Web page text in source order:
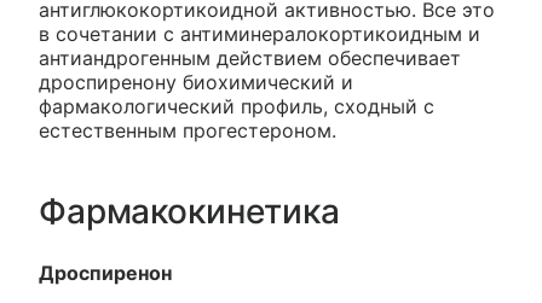
антиглюкокортикоидной активностью. Все это
в сочетании с антиминералокортикоидным и
антиандрогенным действием обеспечивает
дроспиренону биохимический и
фармакологический профиль, сходный с
естественным прогестероном.
Фармакокинетика
Дроспиренон